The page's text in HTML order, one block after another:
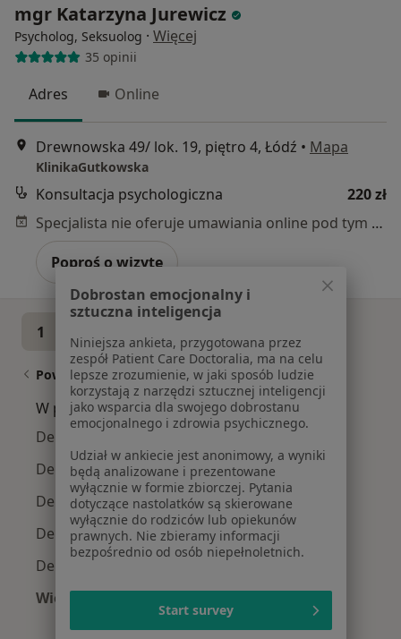
mgr Katarzyna Jurewicz
Psycholog, Seksuolog · Więcej
35 opinii
Adres Online
Drewnowska 49/ lok. 19, piętro 4, Łódź • Mapa
KlinikaGutkowska
Konsultacja psychologiczna
220 zł
Specjalista nie oferuje umawiania online pod tym adresem.
Poproś o wizytę
1
Powiązane wyszukiwania
W pobliżu Łodzi
Depresja w Pabianicach
Depresja w Bełchatowie
Depresja w Zgierzu
Depresja w Piotrkowie Trybunalskim
Depresja w Tomaszowie Mazowieckim
Więcej (14)
Więcej w kategorii: W pobliżu Łodzi
Dobrostan emocjonalny i
sztuczna inteligencja
Niniejsza ankieta, przygotowana przez
zespół Patient Care Doctoralia, ma na celu
lepsze zrozumienie, w jaki sposób ludzie
korzystają z narzędzi sztucznej inteligencji
jako wsparcia dla swojego dobrostanu
emocjonalnego i zdrowia psychicznego.
Udział w ankiecie jest anonimowy, a wyniki
będą analizowane i prezentowane
wyłącznie w formie zbiorczej. Pytania
dotyczące nastolatków są skierowane
wyłącznie do rodziców lub opiekunów
prawnych. Nie zbieramy informacji
bezpośrednio od osób niepełnoletnich.
Start survey